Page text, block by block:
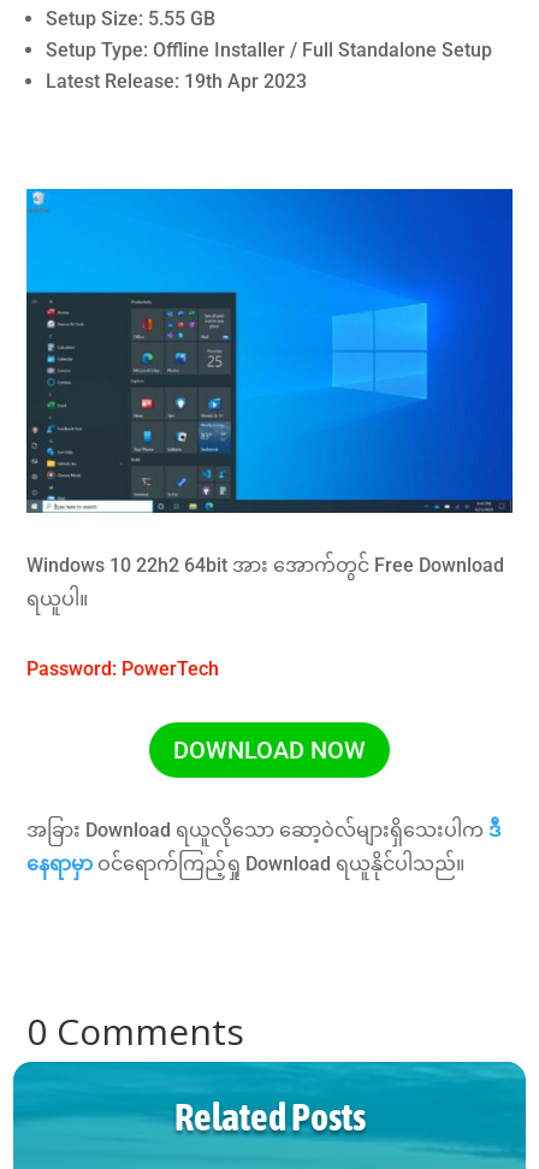
Setup Size: 5.55 GB
Setup Type: Offline Installer / Full Standalone Setup
Latest Release: 19th Apr 2023
Windows 10 22h2 64bit အား အောက်တွင် Free Download
ရယူပါ။
Password: PowerTech
DOWNLOAD NOW
အခြား Download ရယူလိုသော ဆော့ဝဲလ်များရှိသေးပါက ဒီ
နေရာမှာ ဝင်ရောက်ကြည့်ရှု Download ရယူနိုင်ပါသည်။
0 Comments
Related Posts